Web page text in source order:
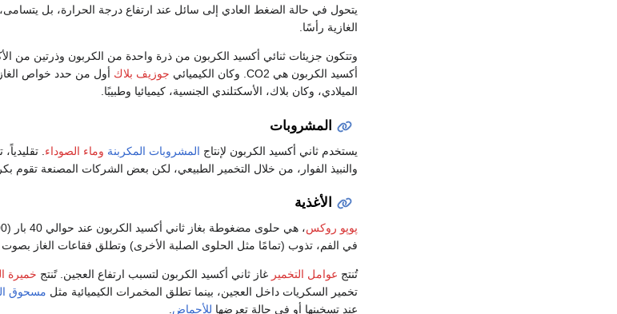
يتحول في حالة الضغط العادي إلى سائل عند ارتفاع درجة الحرارة، بل
الغازية رأسًا.
وتتكون جزيئات ثنائي أكسيد الكربون من ذرة واحدة من الكربون وذرتين من
أكسيد الكربون هي CO2. وكان الكيميائي
جوزيف بلاك أول من حدد خواص
الميلادي، وكان بلاك، الأسكتلندي الجنسية، كيميائيا وطبيبًا.
المشروبات
يستخدم ثاني أكسيد الكربون لإنتاج المشروبات المكربنة وماء الصوداء .
والنبيذ الفوار، من خلال التخمير الطبيعي، لكن بعض الشركات المصنعة تقوم
الأغذية
پوپو روكس
في الفم، تذوب (تمامًا مثل الحلوى الصلبة الأخرى) وتطلق فقاعات الغاز
تُنتج عوامل التخمير غاز ثاني أكسيد الكربون لتسبب ارتفاع العجين. تًنتج خميرة
تخمير السكريات داخل العجين، بينما تطلق المخمرات الكيميائية مثل مسحوق
عند تسخينها أو في حالة تعرضها للأحماض.